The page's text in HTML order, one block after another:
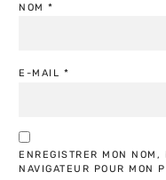
NOM *
E-MAIL *
ENREGISTRER MON
NAVIGATEUR POUR MON